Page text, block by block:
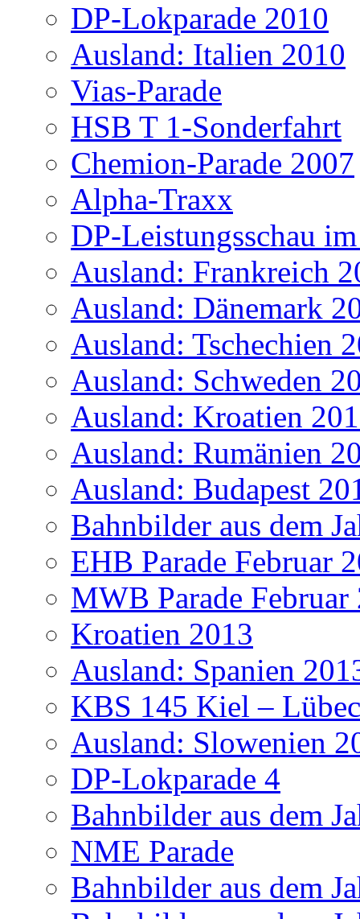
DP-Lokparade 2010
Ausland: Italien 2010
Vias-Parade
HSB T 1-Sonderfahrt
Chemion-Parade 2007
Alpha-Traxx
DP-Leistungsschau
Ausland: Frankreich
Ausland: Dänemark
Ausland: Tschechien
Ausland: Schweden
Ausland: Kroatien
Ausland: Rumänien
Ausland: Budapest
Bahnbilder aus dem
EHB Parade Februar
MWB Parade Februar
Kroatien 2013
Ausland: Spanien
KBS 145 Kiel –
Ausland: Slowenien
DP-Lokparade 4
Bahnbilder aus dem
NME Parade
Bahnbilder aus dem